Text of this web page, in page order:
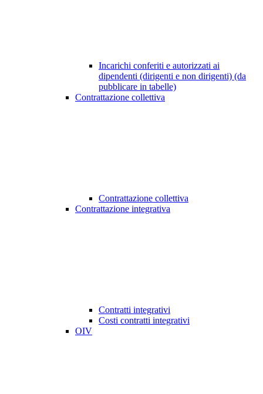
Incarichi conferiti e autorizzati ai
dipendenti (dirigenti e non dirigenti) (da
pubblicare in tabelle)
Contrattazione collettiva
Contrattazione collettiva
Contrattazione integrativa
Contratti integrativi
Costi contratti integrativi
OIV